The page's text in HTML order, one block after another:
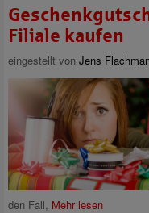
Filiale kaufen
eingestellt von Jens
den Fall, Mehr lesen